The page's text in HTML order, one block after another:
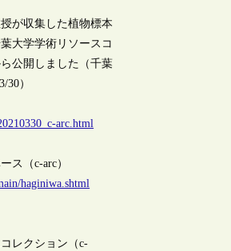
が収集した植物標本
大学学術リソースコ
公開しました（千葉
30）
arc.html
ス（c-arc）
haginiwa.shtml
レクション（c-